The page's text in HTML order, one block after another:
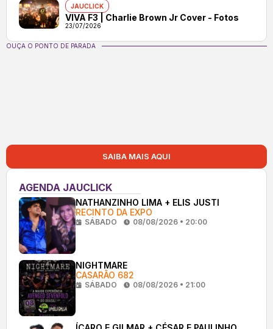
JAUCLICK
VIVA F3 | Charlie Brown Jr Cover - Fotos
23/07/2026
OUÇA O PONTO DE PARADA
SAIBA MAIS AQUI
AGENDA JAUCLICK
NATHANZINHO LIMA + ELIS JUSTI
RECINTO DA EXPO
SÁBADO 08/08/2026 • 20:00
NIGHTMARE
CASARÃO 682
SÁBADO 08/08/2026 • 21:00